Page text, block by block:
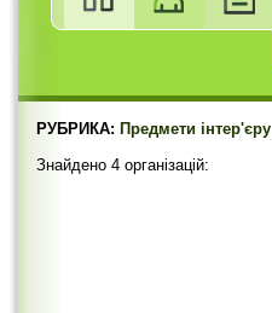
РУБРИКА: Предмети інтер'єру
Знайдено 4 організацій: